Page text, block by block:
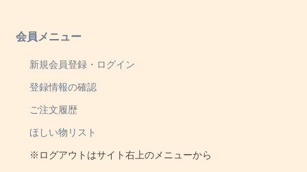
会員メニュー
新規会員登録・ログイン
登録情報の確認
ご注文履歴
ほしい物リスト
※ログアウトはサイト右上のメニューから